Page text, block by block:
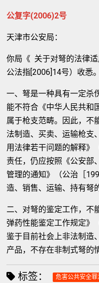
公复字(2006)2号
天津市公安局：
你局《 关于对弩的法律
公法指[2006]14号）收悉
一、弩是一种具有一定杀
能不符合《中华人民共和
属于枪支范畴。因此，不
法制造、买卖、运输枪支
用法律若干问题的解释》
责任，仍应按照《公安部
管理的通知》（公治［
造、销售、运输、持有弩
二、对弩的鉴定工作，不
弹药性能鉴定工作规定》
鉴于目前社会上非法制造
产品，不存在非制式弩的
标签： 危害公共安全罪